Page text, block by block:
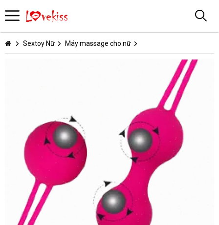
Sextoy Nữ Máy massage cho nữ